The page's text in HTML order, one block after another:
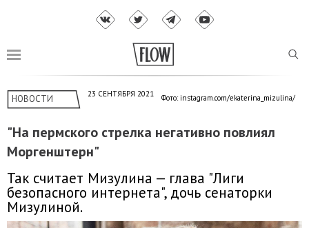
НОВОСТИ 23 СЕНТЯБРЯ 2021 Фото: instagram.com/ekaterina_mizulina/
"На пермского стрелка негативно повлиял
Моргенштерн"
Так считает Мизулина — глава "Лиги
безопасного интернета", дочь сенаторки
Мизулиной.